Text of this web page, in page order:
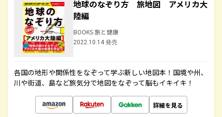
地球のなぞり方 旅地図 アメリカ大
陸編
BOOKS 旅と健康
2022.10.14 発売
各国の地形や関係性をなぞって学ぶ新しい地図本！国境や州、
川や街道、島など旅気分で地図をなぞって脳もイキイキ！
詳細を見る